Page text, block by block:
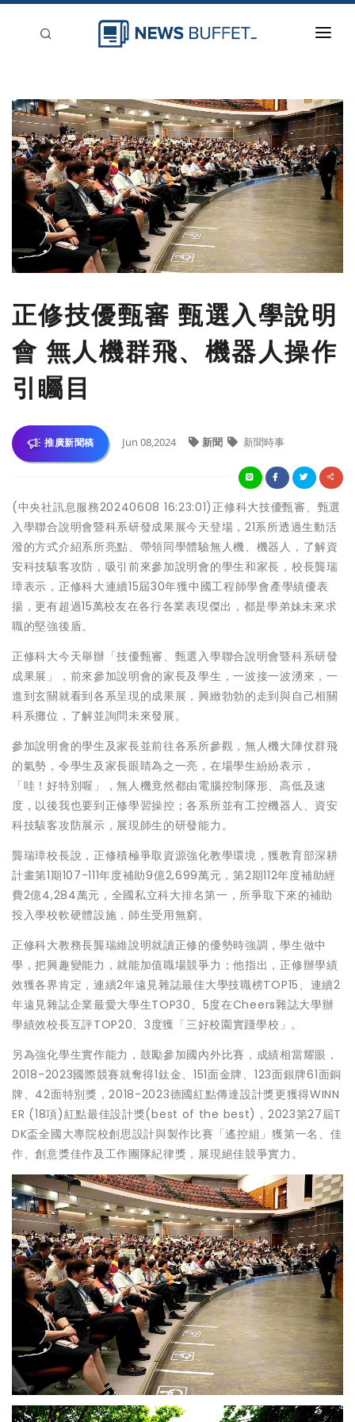
新聞稿分類
登入
刊登
正修技優甄審 甄選入學說明
會 無人機群飛、機器人操作
引矚目
推廣新聞稿 Jun 08,2024 新聞 新聞時事
(中央社訊息服務20240608 16:23:01)正修科大技優甄審、甄選
入學聯合說明會暨科系研發成果展今天登場，21系所透過生動活
潑的方式介紹系所亮點、帶領同學體驗無人機、機器人，了解資
安科技駭客攻防，吸引前來參加說明會的學生和家長，校長龔瑞
璋表示，正修科大連續15屆30年獲中國工程師學會產學績優表
揚，更有超過15萬校友在各行各業表現傑出，都是學弟妹未來求
職的堅強後盾。
正修科大今天舉辦「技優甄審、甄選入學聯合說明會暨科系研發
成果展」，前來參加說明會的家長及學生，一波接一波湧來，一
進到玄關就看到各系呈現的成果展，興緻勃勃的走到與自己相關
科系攤位，了解並詢問未來發展。
參加說明會的學生及家長並前往各系所參觀，無人機大陣仗群飛
的氣勢，令學生及家長眼睛為之一亮，在場學生紛紛表示，
「哇！好特別喔」，無人機竟然都由電腦控制隊形、高低及速
度，以後我也要到正修學習操控；各系所並有工控機器人、資安
科技駭客攻防展示，展現師生的研發能力。
龔瑞璋校長說，正修積極爭取資源強化教學環境，獲教育部深耕
計畫第1期107-111年度補助9億2,699萬元，第2期112年度補助經
費2億4,284萬元，全國私立科大排名第一，所爭取下來的補助
投入學校軟硬體設施，師生受用無窮。
正修科大教務長龔瑞維說明就讀正修的優勢時強調，學生做中
學，把興趣變能力，就能加值職場競爭力；他指出，正修辦學績
效獲各界肯定，連續2年遠見雜誌最佳大學技職榜TOP15、連續2
年遠見雜誌企業最愛大學生TOP30、5度在Cheers雜誌大學辦
學績效校長互評TOP20、3度獲「三好校園實踐學校」。
另為強化學生實作能力，鼓勵參加國內外比賽，成績相當耀眼，
2018-2023國際競賽就奪得1鈦金、151面金牌、123面銀牌61面銅
牌、42面特別獎，2018-2023德國紅點傳達設計獎更獲得WINN
ER (18項)紅點最佳設計獎(best of the best)，2023第27屆T
DK盃全國大專院校創思設計與製作比賽「遙控組」獲第一名、佳
作、創意獎佳作及工作團隊紀律獎，展現絕佳競爭實力。